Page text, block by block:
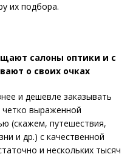
их подбора.
салоны оптики и с
о своих очках
и дешевле заказывать
четко выраженной
(скажем, путешествия,
и др.) с качественной
и нескольких тысяч